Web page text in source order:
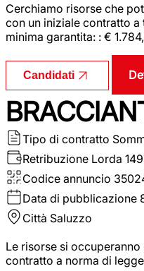
Cerchiamo risorse che
con un iniziale contratto
minima garantita: : €
Candidati
Tipo di contratto
Retribuzione Lorda
Codice annuncio
Data di pubblicazione
Città Saluzzo
Le risorse si
contratto a norma di